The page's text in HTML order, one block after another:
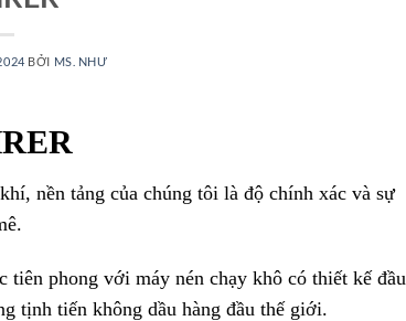
BỞI MS. NHƯ
nền tảng của chúng tôi là độ chính xác và sự
phong với máy nén chạy khô có thiết kế đầu
tịnh tiến không dầu hàng đầu thế giới.